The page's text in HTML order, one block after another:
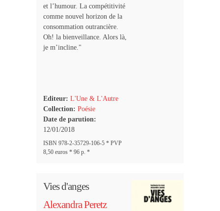
et l’humour. La compétitivité
comme nouvel horizon de la
consommation outrancière.
Oh! la bienveillance. Alors là,
je m’incline."
Editeur: L'Une & L'Autre
Collection: Poésie
Date de parution:
12/01/2018
ISBN 978-2-35729-106-5 * PVP
8,50 euros * 96 p. *
Vies d'anges
Alexandra Peretz